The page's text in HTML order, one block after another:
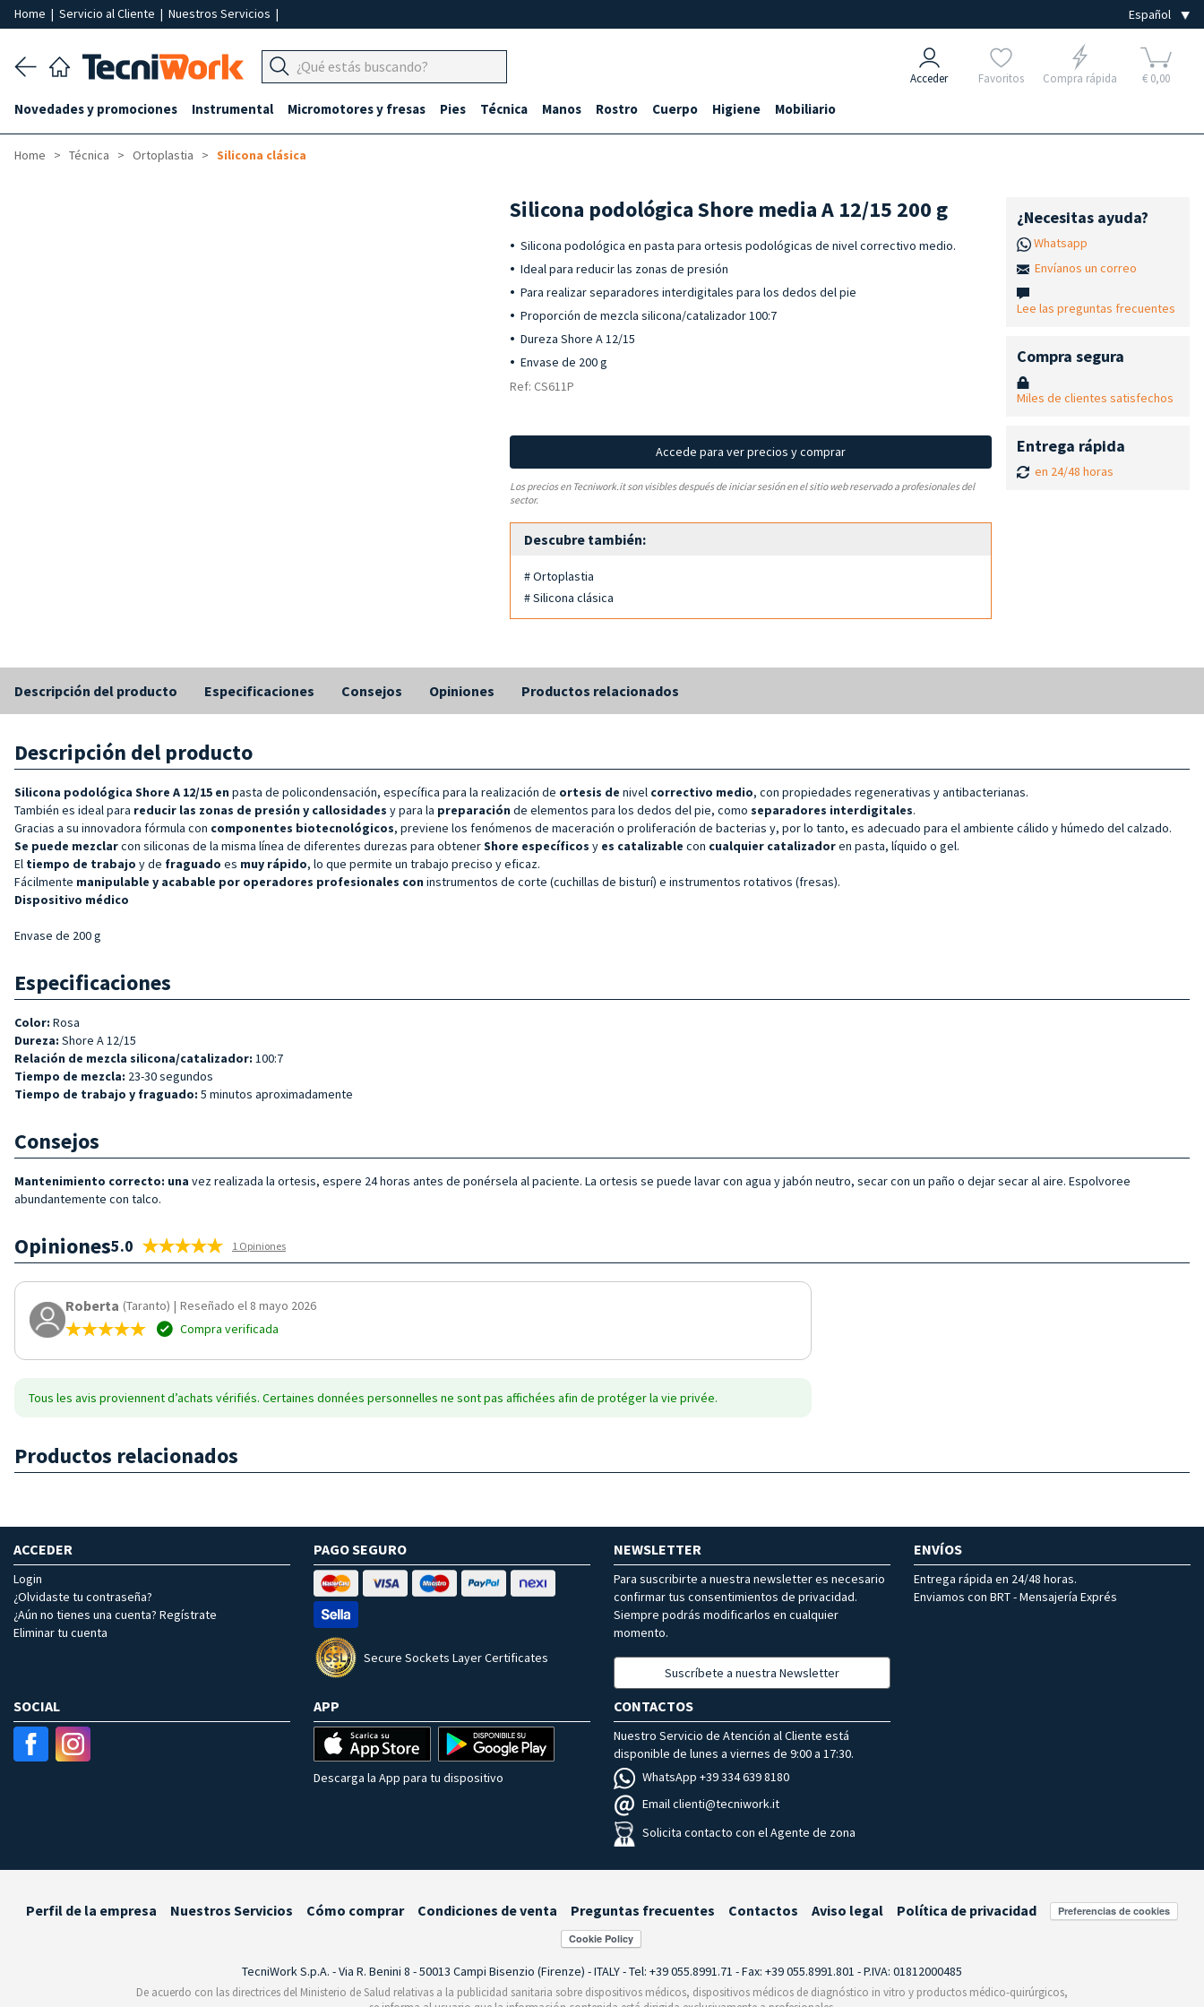
Home | Servicio al Cliente | Nuestros Servicios |
Acceder Favoritos Compra rápida € 0,00
Novedades y promociones Instrumental Micromotores y fresas Pies Técnica Manos Rostro Cuerpo Higiene Mobiliario
Home Técnica Ortoplastia Silicona clásica
Silicona podológica Shore media A 12/15 200 g
Silicona podológica en pasta para ortesis podológicas de nivel correctivo medio.
Ideal para reducir las zonas de presión
Para realizar separadores interdigitales para los dedos del pie
Proporción de mezcla silicona/catalizador 100:7
Dureza Shore A 12/15
Envase de 200 g
Ref: CS611P
Accede para ver precios y comprar
Los precios en Tecniwork.it son visibles después de iniciar sesión en el sitio web reservado a profesionales del
sector.
Descubre también:
# Ortoplastia
# Silicona clásica
¿Necesitas ayuda?
Whatsapp
Envíanos un correo
Lee las preguntas frecuentes
Compra segura
Miles de clientes satisfechos
Entrega rápida
en 24/48 horas
Descripción del producto Especificaciones Consejos Opiniones Productos relacionados
Descripción del producto
Silicona podológica Shore A 12/15 en pasta de policondensación, específica para la realización de ortesis de nivel correctivo medio, con propiedades regenerativas y antibacterianas.
También es ideal para reducir las zonas de presión y callosidades y para la preparación de elementos para los dedos del pie, como separadores interdigitales.
Gracias a su innovadora fórmula con componentes biotecnológicos, previene los fenómenos de maceración o proliferación de bacterias y, por lo tanto, es adecuado para el ambiente cálido y húmedo del calzado.
Se puede mezclarcon siliconas de la misma línea de diferentes durezas para obtenerShore específicos y es catalizable con cualquier catalizadoren pasta, líquido o gel.
El tiempo de trabajo y de fraguado es muy rápido, lo que permite un trabajo preciso y eficaz.
Fácilmente manipulable y acabable por operadores profesionales con instrumentos de corte (cuchillas de bisturí) e instrumentos rotativos (fresas).
Dispositivo médico
Envase de 200 g
Especificaciones
Color: Rosa
Dureza: Shore A 12/15
Relación de mezcla silicona/catalizador: 100:7
Tiempo de mezcla: 23-30 segundos
Tiempo de trabajo y fraguado: 5 minutos aproximadamente
Consejos
Mantenimiento correcto: una vez realizada la ortesis, espere 24 horas antes de ponérsela al paciente. La ortesis se puede lavar con agua y jabón neutro, secar con un paño o dejar secar al aire. Espolvoree
abundantemente con talco.
Opiniones5.0 1 Opiniones
Roberta (Taranto) | Reseñado el 8 mayo 2026
Compra verificada
Tous les avis proviennent d’achats vérifiés. Certaines données personnelles ne sont pas affichées afin de protéger la vie privée.
Productos relacionados
ACCEDER
Login
¿Olvidaste tu contraseña?
¿Aún no tienes una cuenta? Regístrate
Eliminar tu cuenta
PAGO SEGURO
Secure Sockets Layer Certificates
NEWSLETTER
Para suscribirte a nuestra newsletter es necesario
confirmar tus consentimientos de privacidad.
Siempre podrás modificarlos en cualquier
momento.
Suscríbete a nuestra Newsletter
ENVÍOS
Entrega rápida en 24/48 horas.
Enviamos con BRT - Mensajería Exprés
SOCIAL APP
Descarga la App para tu dispositivo
CONTACTOS
Nuestro Servicio de Atención al Cliente está
disponible de lunes a viernes de 9:00 a 17:30.
WhatsApp +39 334 639 8180
Email clienti@tecniwork.it
Solicita contacto con el Agente de zona
Perfil de la empresa Nuestros Servicios Cómo comprar Condiciones de venta Preguntas frecuentes Contactos Aviso legal Política de privacidad Preferencias de cookies
TecniWork S.p.A. - Via R. Benini 8 - 50013 Campi Bisenzio (Firenze) - ITALY - Tel: +39 055.8991.71 - Fax: +39 055.8991.801 - P.IVA: 01812000485
De acuerdo con las directrices del Ministerio de Salud relativas a la publicidad sanitaria sobre dispositivos médicos, dispositivos médicos de diagnóstico in vitro y productos médico-quirúrgicos,